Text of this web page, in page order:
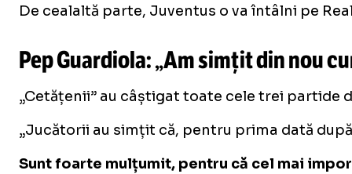
De cealaltă parte, Juventus o va întâlni pe
Pep Guardiola: „Am simțit din nou
„Cetățenii” au câștigat toate cele trei partide
„Jucătorii au simțit că, pentru prima dată
Sunt foarte mulțumit, pentru că cel mai